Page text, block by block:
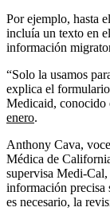
Por ejemplo, hasta
incluía un texto en
información
“Solo la usamos
explica el
Medicaid,
enero.
Anthony Cava,
Médica de
supervisa Medi-Cal,
información precisa
es necesario, la